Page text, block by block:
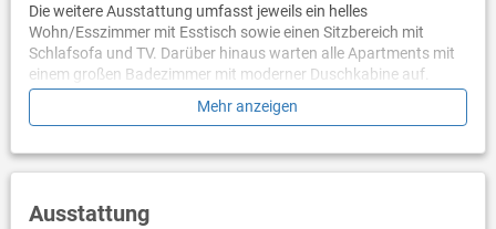
Die weitere Ausstattung umfasst jeweils ein helles
Wohn/Esszimmer mit Esstisch sowie einen Sitzbereich mit
Schlafsofa und TV. Darüber hinaus warten alle Apartments mit
einem großen Badezimmer mit moderner Duschkabine auf.
Das inmitten eines großen Olivenhaines gelegene Anwesen
Savudrija, nachdem das Kap benannt ist entfernt.
Mehr anzeigen
Ausstattung